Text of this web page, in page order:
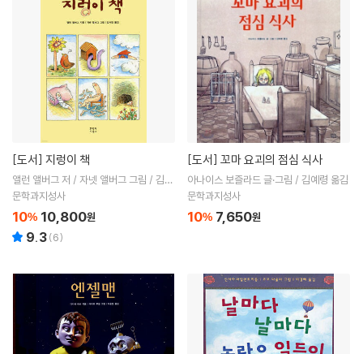
[도서] 지렁이 책
앨런 앨버그 저 / 자넷 앨버그 그림 / 김서
정 옮김
문학과지성사
10% 10,800원
9.3(6)
[도서] 꼬마 요괴의 점심 식사
아나이스 보즐라드 글·그림 / 김예령 옮김
문학과지성사
10% 7,650원